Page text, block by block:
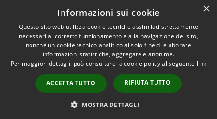
Dichiarazione di accessibilità
Accessibilità
Copyright © 2026 • Comune di
Nave • Powered by
Municipium•
Accesso
redazione
×
Informazioni sui cookie
Questo sito web utilizza cookie tecnici e assimilati strettamente
necessari al corretto funzionamento e alla navigazione del sito,
nonché un cookie tecnico analitico al solo fine di elaborare
informazioni statistiche, aggregate e anonime.
Per maggiori dettagli, può consultare la cookie policy al seguente link
ACCETTA TUTTO RIFIUTA TUTTO
MOSTRA DETTAGLI